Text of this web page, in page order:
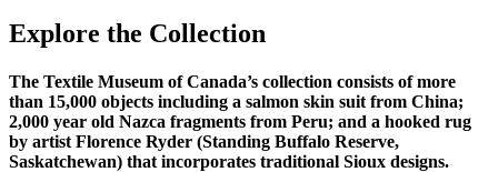
Explore the Collection
The Textile Museum of Canada’s collection consists of more
than 15,000 objects including a salmon skin suit from China;
2,000 year old Nazca fragments from Peru; and a hooked rug
by artist Florence Ryder (Standing Buffalo Reserve,
Saskatchewan) that incorporates traditional Sioux designs.